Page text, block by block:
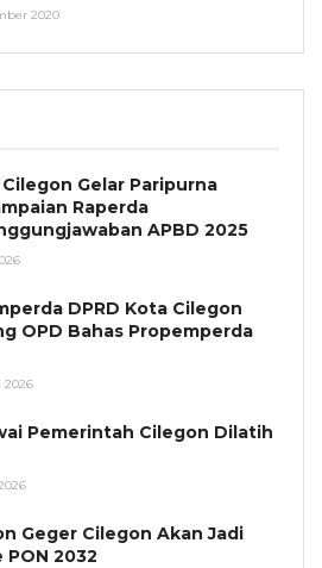
2020
Cilegon Gelar Paripurna
Raperda
APBD 2025
DPRD Kota Cilegon
OPD Bahas Propemperda
2026
Pemerintah Cilegon Dilatih
Geger Cilegon Akan Jadi
PON 2032